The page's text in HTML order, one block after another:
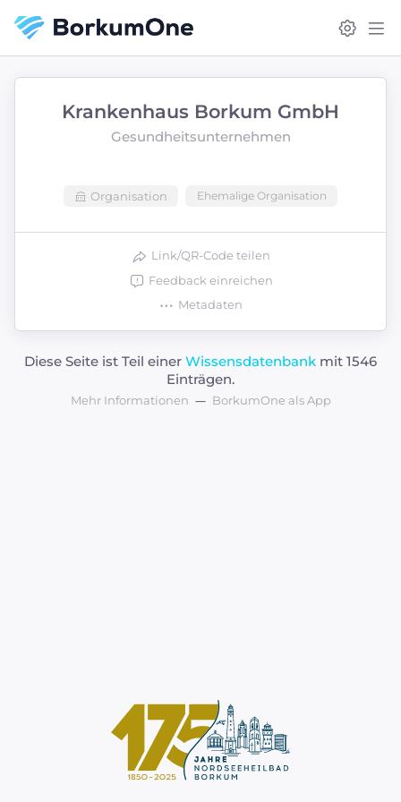
Krankenhaus Borkum GmbH
Gesundheitsunternehmen
Organisation Ehemalige Organisation
Link/QR-Code teilen
Feedback einreichen
Metadaten
Diese Seite ist Teil einer Wissensdatenbank mit 1546
Einträgen.
Mehr Informationen BorkumOne als App